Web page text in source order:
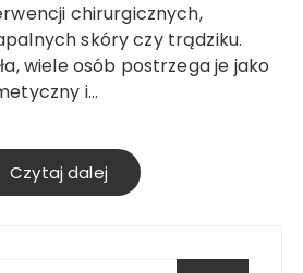
chirurgicznych,
skóry czy trądziku.
wiele osób postrzega je jako
i…
Czytaj dalej